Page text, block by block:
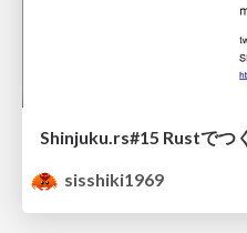
Shinjuku.rs#15 Rustでつ
sisshiki1969